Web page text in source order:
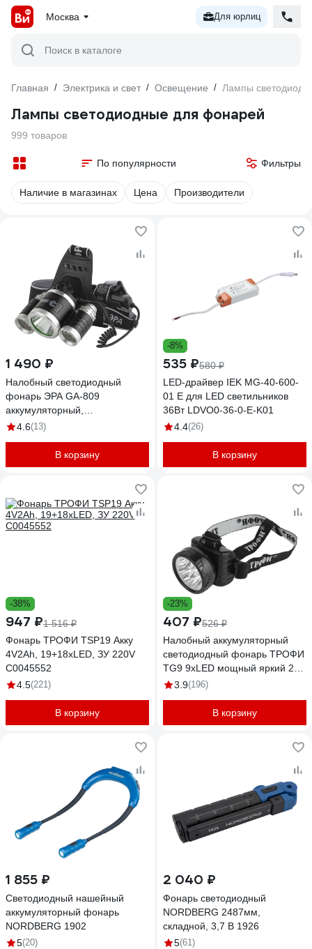
Москва Для юрлиц
Поиск в каталоге
Главная / Электрика и свет / Освещение / Лампы
Лампы светодиодные для фонарей
999 товаров
По популярности Фильтры
Наличие в магазинах Цена Производители
1 490 ₽
Налобный светодиодный
фонарь ЭРА GA-809
аккумуляторный,
алюминиевый, 3 режима,
Headlamp, Б0056111
4.6(13)
В корзину
-8%
535 ₽580 ₽
LED-драйвер IEK MG-40-600-
01 E для LED светильников
36Вт LDVO0-36-0-E-K01
4.4(26)
В корзину
-38%
947 ₽1 516 ₽
Фонарь ТРОФИ TSP19 Акку
4V2Ah, 19+18xLED, ЗУ 220V
C0045552
4.5(221)
В корзину
-23%
407 ₽526 ₽
Налобный аккумуляторный
светодиодный фонарь ТРОФИ
TG9 9xLED мощный яркий 2
режима C0045557
3.9(196)
В корзину
1 855 ₽
Светодиодный нашейный
аккумуляторный фонарь
NORDBERG 1902
5(20)
2 040 ₽
Фонарь светодиодный
NORDBERG 2487мм,
складной, 3,7 В 1926
5(61)